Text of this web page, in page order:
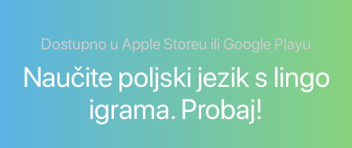
Dostupno u Apple Storeu ili Google Playu
Naučite poljski jezik s lingo
igrama. Probaj!